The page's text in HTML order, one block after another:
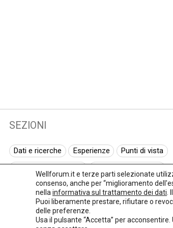
SEZIONI
Dati e ricerche Esperienze
Punti di vista
Normativa europea
Rassegna normativa
I seminari di Welforum
Eventi
Spazio ai promotori
Wellforum.it e terze parti selezionate
consenso, anche per “miglioramento
nella informativa sul trattamento dei dati
Puoi liberamente prestare, rifiutare o
delle preferenze.
Usa il pulsante “Accetta” per